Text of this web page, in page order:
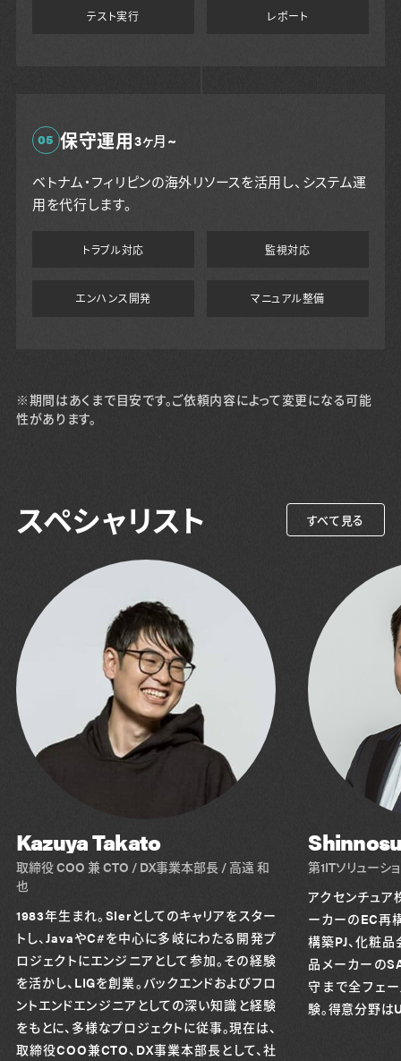
テスト実行 レポート
05 保守運用3ヶ月~
ベトナム・フィリピンの海外リソースを活用し、システム運
用を代行します。
トラブル対応 監視対応
エンハンス開発 マニュアル整備
※期間はあくまで目安です。ご依頼内容によって変更になる可能
性があります。
スペシャリスト すべて見る
Kazuya Takato
取締役 COO 兼 CTO / DX事業本部長 / 高遠 和
也
1983年生まれ。SIerとしてのキャリアをスター
トし、JavaやC#を中心に多岐にわたる開発プ
ロジェクトにエンジニアとして参加。その経験
を活かし、LIGを創業。バックエンドおよびフロ
ントエンドエンジニアとしての深い知識と経験
をもとに、多様なプロジェクトに従事。現在は、
取締役COO兼CTO、DX事業本部長として、社
第1ITソリューシ
アクセンチュア
ーカーのEC再
構築PJ、化粧
品メーカーの
守まで全フェ
験。得意分野は